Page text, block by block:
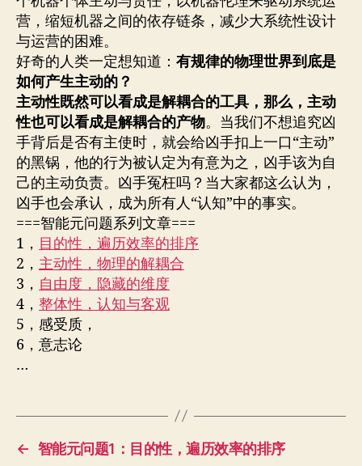
营，缩短机器之间的依存链条，减少大系统性设计
与运营的困难。
好奇的人类一定想知道： 有规律的物理世界到底是
如何产生主动的？
主动性既然可以看成是解耦合的工具，那么，主动
性也可以看成是解耦合的产物。当我们不想追究凶
手背后是否有主使时，就会给凶手扣上一口“主动”
的黑锅，他的行为被认定为有意为之，凶手该为自
己的主动负责。凶手冤枉吗？当大家都这么认为，
凶手也会承认，成为所有人“认知”中的事实。
===智能元问题系列文章===
1， 目的性， 遍历效率的排序
2， 主动性，物理的解耦合
3， 自由度，隐藏的维度
4， 整体性，认知与客观
5，感受质，
6，意志论
…
← 智能元问题1：目的性，遍历效率的排序